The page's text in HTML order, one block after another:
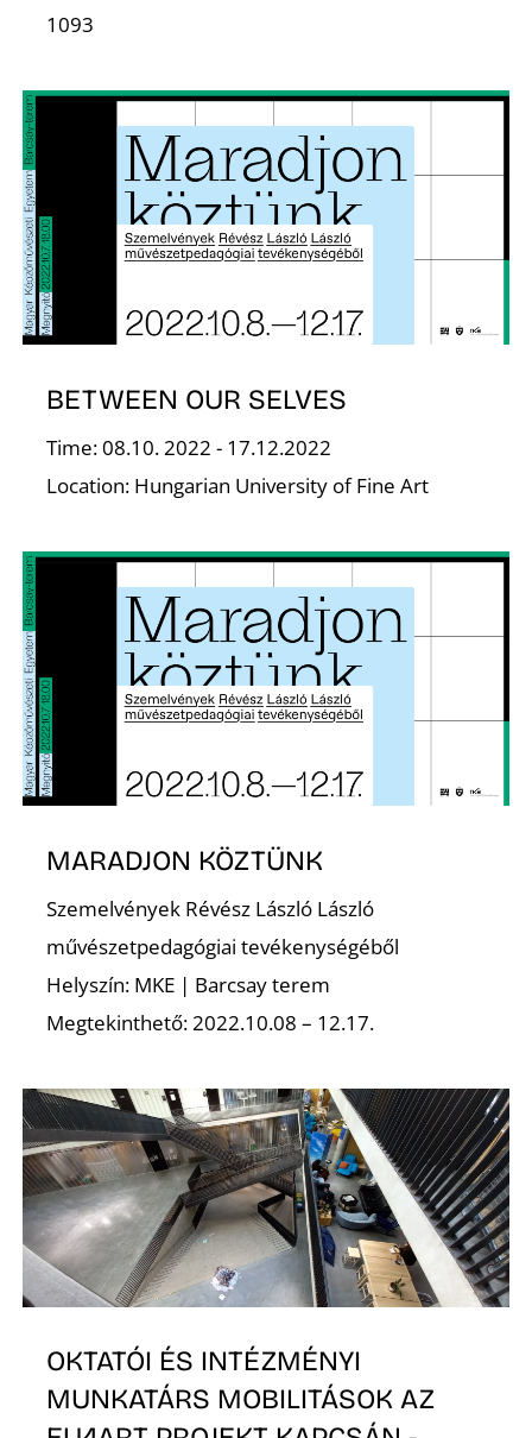
1093
BETWEEN OUR SELVES
Time: 08.10. 2022 - 17.12.2022
Location: Hungarian University of Fine Art
MARADJON KÖZTÜNK
Szemelvények Révész László László
művészetpedagógiai tevékenységéből
Helyszín: MKE | Barcsay terem
Megtekinthető: 2022.10.08 – 12.17.
OKTATÓI ÉS INTÉZMÉNYI
MUNKATÁRS MOBILITÁSOK AZ